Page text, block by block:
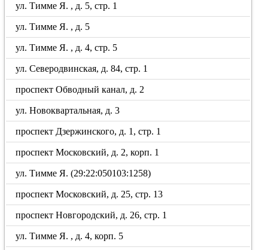
ул. Тимме Я. , д. 5, стр. 1
ул. Тимме Я. , д. 5
ул. Тимме Я. , д. 4, стр. 5
ул. Северодвинская, д. 84, стр. 1
проспект Обводный канал, д. 2
ул. Новоквартальная, д. 3
проспект Дзержинского, д. 1, стр. 1
проспект Московский, д. 2, корп. 1
ул. Тимме Я. (29:22:050103:1258)
проспект Московский, д. 25, стр. 13
проспект Новгородский, д. 26, стр. 1
ул. Тимме Я. , д. 4, корп. 5